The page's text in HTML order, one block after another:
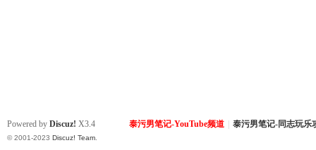
泰污男笔记-YouTube频道 泰污男笔记-同志玩乐
Powered by Discuz! X3.4
© 2001-2023 Discuz! Team.